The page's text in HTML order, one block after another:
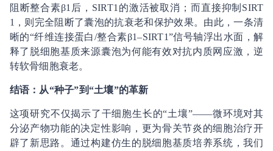
阻断整合素β1后，SIRT1的激活被取消；而直接抑制SIRT
1，则完全阻断了囊泡的抗衰老和保护效果。由此，一条清
晰的“纤维连接蛋白/整合素β1–SIRT1”信号轴浮出水面，解
释了脱细胞基质来源囊泡为何能有效对抗内质网应激，逆
转软骨细胞衰老。
结语：从“种子”到“土壤”的革新
这项研究不仅揭示了干细胞生长的“土壤”——微环境对其
分泌产物功能的决定性影响，更为骨关节炎的细胞治疗开
辟了新思路。通过构建仿生的脱细胞基质培养系统，我们